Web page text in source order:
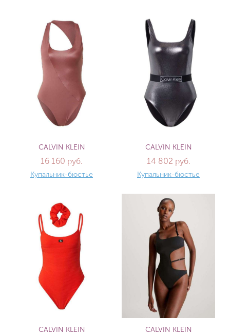
CALVIN KLEIN
16 160 руб.
Купальник-бюстье
CALVIN KLEIN
14 802 руб.
Купальник-бюстье
CALVIN KLEIN CALVIN KLEIN